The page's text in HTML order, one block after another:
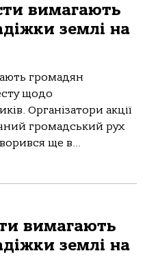
вимагають
землі на
громадян
щодо
Організатори акції
громадський рух
ще в...
вимагають
землі на